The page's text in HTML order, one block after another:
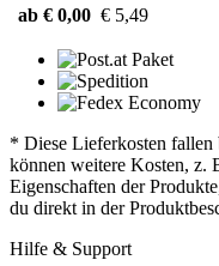
ab € 0,00 € 5,49
* Diese Lieferkosten fallen
können weitere Kosten, z.
Eigenschaften der
du direkt in der
Hilfe & Support